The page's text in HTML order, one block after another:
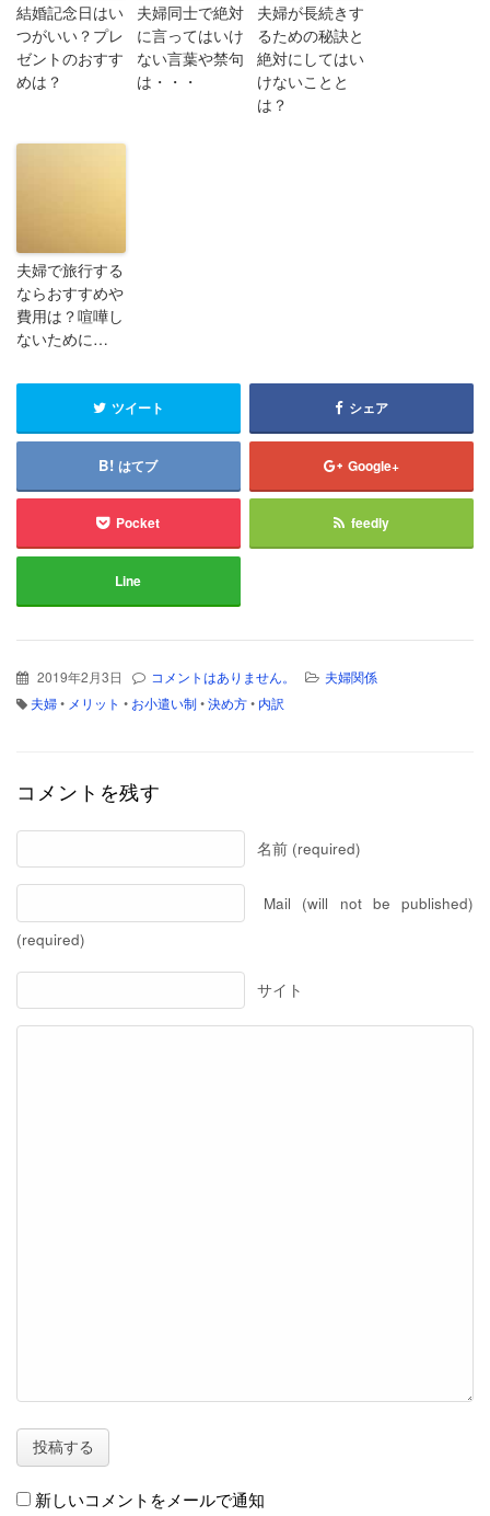
結婚記念日はい
つがいい？プレ
ゼントのおすす
めは？
夫婦同士で絶対
に言ってはいけ
ない言葉や禁句
は・・・
夫婦が長続きす
るための秘訣と
絶対にしてはい
けないことと
は？
夫婦で旅行する
ならおすすめや
費用は？喧嘩し
ないために…
ツイート シェア
はてブ Google+
Pocket feedly
Line
2019年2月3日 コメントはありません。
夫婦関係
夫婦• メリット • お小遣い制•決め方• 内訳
コメントを残す
名前 (required)
Mail (will not be published)
(required)
サイト
新しいコメントをメールで通知